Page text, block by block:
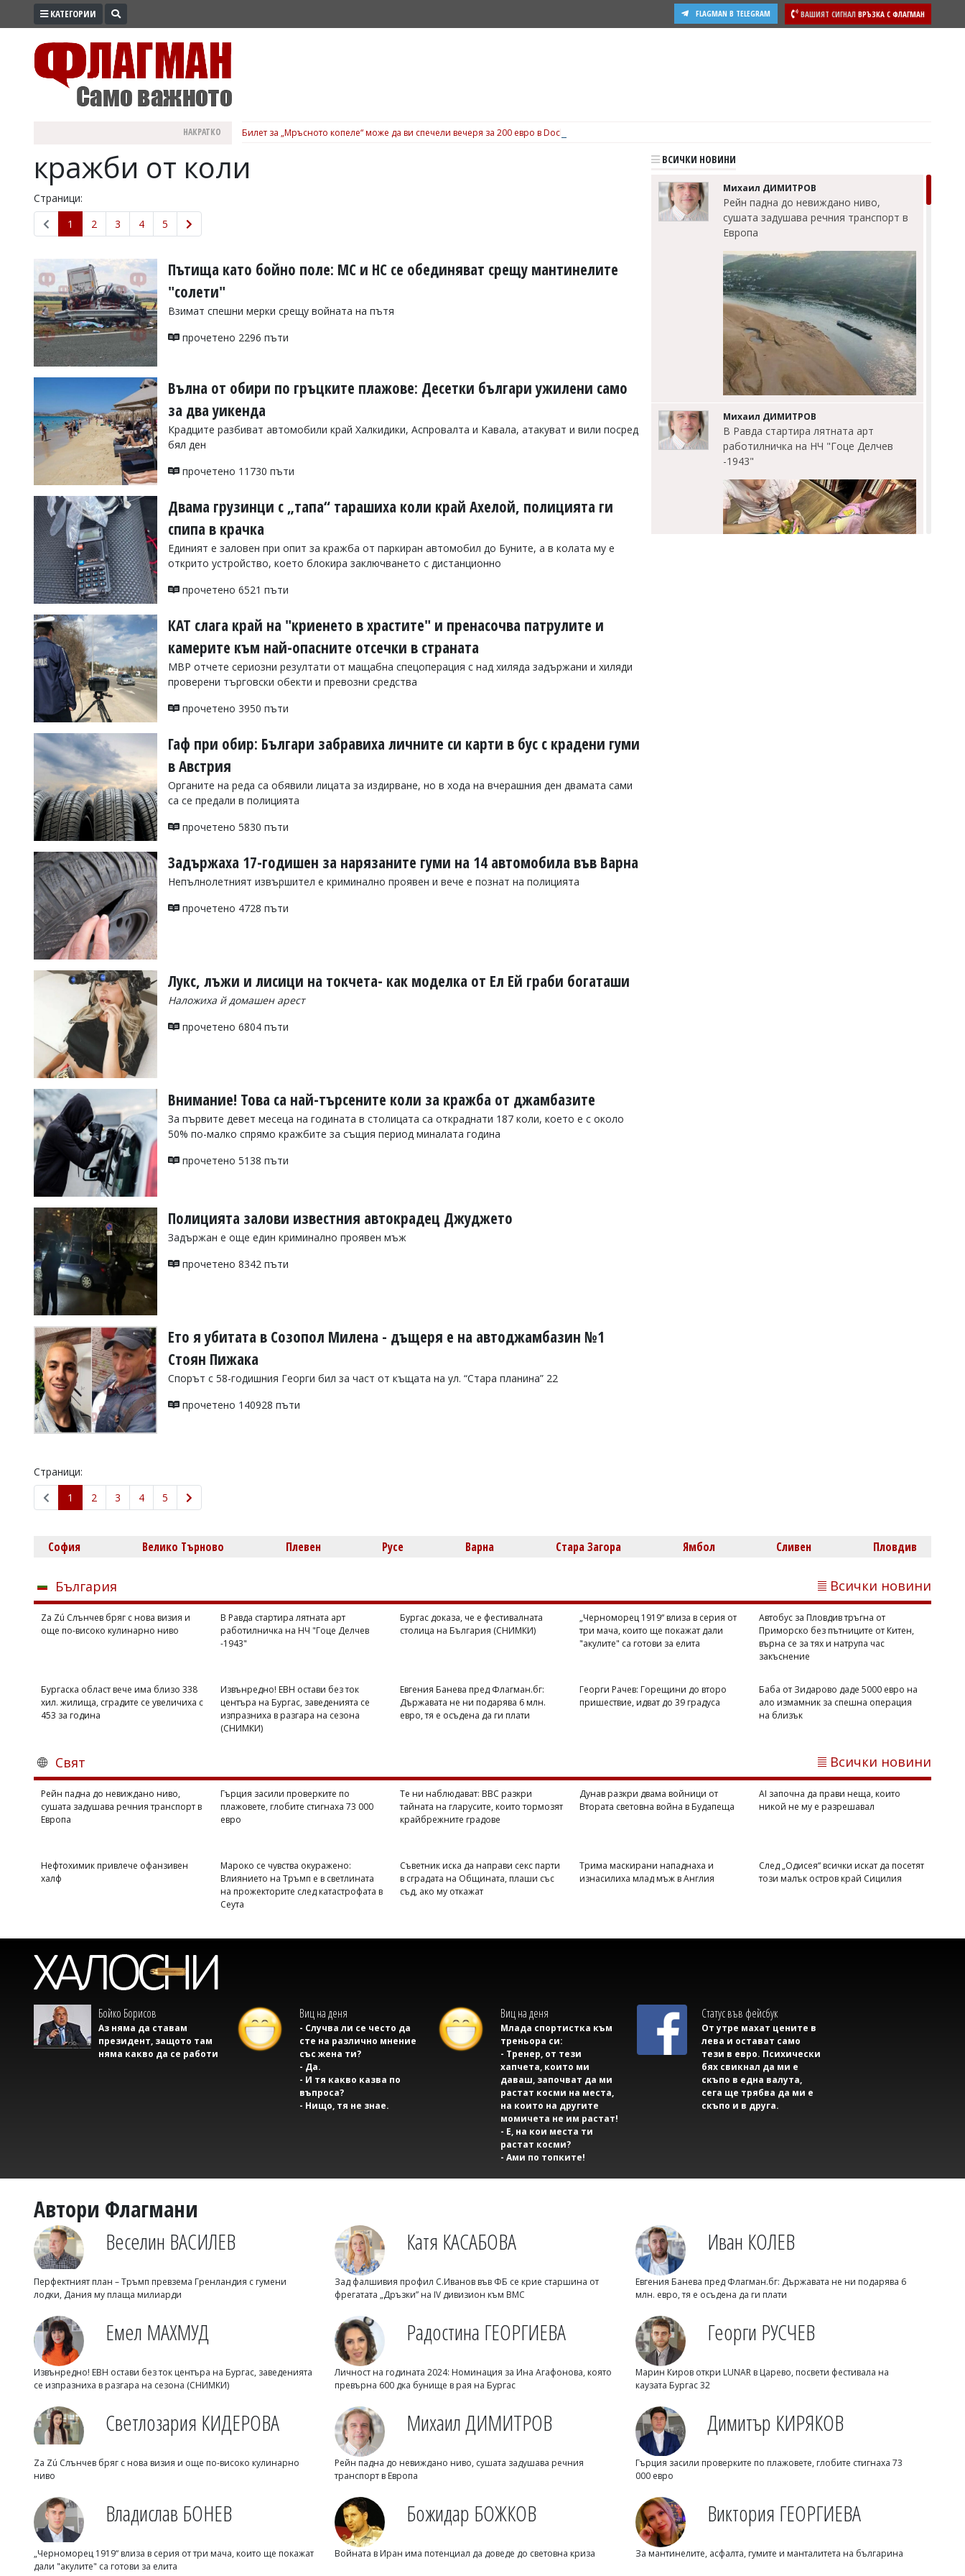
ПРОМО
ЗДРАВЕ
ПОЛИТИКА
ОБЩИНИ
ОБЩЕСТВО
ЛАЙФСТАЙЛ
ВОЙНАТА
УКРАЙНА
РАЗСЛЕДВАНЕ
Управители:
Веселин
v.vasilev@flagman.bg
Касабова,
k.kassabova@flagman.bg
Главен
редактор:
Колев,
office@flagman.bg
Коментарите
статиите
въвеждат
читателите
редакцията
отговорност
откриете
обиден
коментар,
сигнализирайте
КАТЕГОРИИ ВАШИЯТ СИГНАЛ ВРЪЗКА С ФЛАГМАН
FLAGMAN В TELEGRAM
НАКРАТКО Билет за „Мръсното копеле“ може да ви спечели вечеря за 200 евро в Dock 5, вижте подробности
кражби от коли
Страници:
1
2 3 4 5
Пътища като бойно поле: МС и НС се обединяват срещу мантинелите
"солети"
Взимат спешни мерки срещу войната на пътя
прочетено 2296 пъти
Вълна от обири по гръцките плажове: Десетки българи ужилени само
за два уикенда
Крадците разбиват автомобили край Халкидики, Аспровалта и Кавала, атакуват и вили посред
бял ден
прочетено 11730 пъти
Двама грузинци с „тапа“ тарашиха коли край Ахелой, полицията ги
спипа в крачка
Единият е заловен при опит за кражба от паркиран автомобил до Буните, а в колата му е
открито устройство, което блокира заключването с дистанционно
прочетено 6521 пъти
КАТ слага край на "криенето в храстите" и пренасочва патрулите и
камерите към най-опасните отсечки в страната
МВР отчете сериозни резултати от мащабна спецоперация с над хиляда задържани и хиляди
проверени търговски обекти и превозни средства
прочетено 3950 пъти
Гаф при обир: Българи забравиха личните си карти в бус с крадени гуми
в Австрия
Органите на реда са обявили лицата за издирване, но в хода на вчерашния ден двамата сами
са се предали в полицията
прочетено 5830 пъти
Задържаха 17-годишен за нарязаните гуми на 14 автомобила във Варна
Непълнолетният извършител е криминално проявен и вече е познат на полицията
прочетено 4728 пъти
Лукс, лъжи и лисици на токчета- как моделка от Ел Ей граби богаташи
Наложиха й домашен арест
прочетено 6804 пъти
Внимание! Това са най-търсените коли за кражба от джамбазите
За първите девет месеца на годината в столицата са откраднати 187 коли, което е с около
50% по-малко спрямо кражбите за същия период миналата година
прочетено 5138 пъти
Полицията залови известния автокрадец Джуджето
Задържан е още един криминално проявен мъж
прочетено 8342 пъти
Ето я убитата в Созопол Милена - дъщеря е на автоджамбазин №1
Стоян Пижака
Спорът с 58-годишния Георги бил за част от къщата на ул. “Стара планина” 22
прочетено 140928 пъти
Страници:
1
2 3 4 5
ВСИЧКИ НОВИНИ
Михаил ДИМИТРОВ
Рейн падна до невиждано ниво,
сушата задушава речния транспорт в
Европа
Михаил ДИМИТРОВ
В Равда стартира лятната арт
работилничка на НЧ "Гоце Делчев
-1943"
453 за година
Михаил ДИМИТРОВ
на прожекторите след катастрофата в
пришествие, идват до 39 градуса
София Велико Търново Плевен Русе Варна Стара Загора Ямбол Сливен Пловдив
България Всички новини
Za Zú Слънчев бряг с нова визия и
още по-високо кулинарно ниво
В Равда стартира лятната арт
работилничка на НЧ "Гоце Делчев
-1943"
Бургас доказа, че е фестивалната
столица на България (СНИМКИ)
„Черноморец 1919“ влиза в серия от
три мача, които ще покажат дали
"акулите" са готови за елита
Автобус за Пловдив тръгна от
Приморско без пътниците от Китен,
върна се за тях и натрупа час
закъснение
Бургаска област вече има близо 338
хил. жилища, сградите се увеличиха с
453 за година
Извънредно! ЕВН остави без ток
центъра на Бургас, заведенията се
изпразниха в разгара на сезона
(СНИМКИ)
Евгения Банева пред Флагман.бг:
Държавата не ни подарява 6 млн.
евро, тя е осъдена да ги плати
Георги Рачев: Горещини до второ
пришествие, идват до 39 градуса
Баба от Зидарово даде 5000 евро на
ало измамник за спешна операция
на близък
Свят Всички новини
Рейн падна до невиждано ниво,
сушата задушава речния транспорт в
Европа
Гърция засили проверките по
плажовете, глобите стигнаха 73 000
евро
Те ни наблюдават: BBC разкри
тайната на гларусите, които тормозят
крайбрежните градове
Дунав разкри двама войници от
Втората световна война в Будапеща
AI започна да прави неща, които
никой не му е разрешавал
Нефтохимик привлече офанзивен
халф
Мароко се чувства окуражено:
Влиянието на Тръмп е в светлината
на прожекторите след катастрофата в
Сеута
Съветник иска да направи секс парти
в сградата на Общината, плаши със
съд, ако му откажат
Трима маскирани нападнаха и
изнасилиха млад мъж в Англия
След „Одисея“ всички искат да посетят
този малък остров край Сицилия
Бойко Борисов
Аз няма да ставам
президент, защото там
няма какво да се работи
Виц на деня
- Случва ли се често да
сте на различно мнение
със жена ти?
- Да.
- И тя какво казва по
въпроса?
- Нищо, тя не знае.
Виц на деня
Млада спортистка към
треньора си:
- Тренер, от тези
хапчета, които ми
даваш, започват да ми
растат косми на места,
на които на другите
момичета не им растат!
- Е, на кои места ти
растат косми?
- Ами по топките!
Статус във фейсбук
От утре махат цените в
лева и остават само
тези в евро. Психически
бях свикнал да ми е
скъпо в една валута,
сега ще трябва да ми е
скъпо и в друга.
Автори Флагмани
Веселин ВАСИЛЕВ
Перфектният план – Тръмп превзема Гренландия с гумени
лодки, Дания му плаща милиарди
Катя КАСАБОВА
Зад фалшивия профил С.Иванов във ФБ се крие старшина от
фрегатата „Дръзки” на IV дивизион към ВМС
Иван КОЛЕВ
Евгения Банева пред Флагман.бг: Държавата не ни подарява 6
млн. евро, тя е осъдена да ги плати
Емел МАХМУД
Извънредно! ЕВН остави без ток центъра на Бургас, заведенията
се изпразниха в разгара на сезона (СНИМКИ)
Радостина ГЕОРГИЕВА
Личност на годината 2024: Номинация за Ина Агафонова, която
превърна 600 дка бунище в рая на Бургас
Георги РУСЧЕВ
Марин Киров откри LUNAR в Царево, посвети фестивала на
каузата Бургас 32
Светлозария КИДЕРОВА
Za Zú Слънчев бряг с нова визия и още по-високо кулинарно
ниво
Михаил ДИМИТРОВ
Рейн падна до невиждано ниво, сушата задушава речния
транспорт в Европа
Димитър КИРЯКОВ
Гърция засили проверките по плажовете, глобите стигнаха 73
000 евро
Владислав БОНЕВ
„Черноморец 1919“ влиза в серия от три мача, които ще покажат
дали "акулите" са готови за елита
Божидар БОЖКОВ
Войната в Иран има потенциал да доведе до световна криза
Виктория ГЕОРГИЕВА
За мантинелите, асфалта, гумите и манталитета на българина